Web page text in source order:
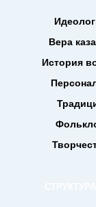
Вера
История